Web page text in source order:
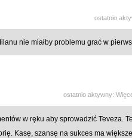
ostatnio
nie miałby problemu grać w
ostatnio aktywny:
w ręku aby sprowadzić Teveza.
Kasę, szansę na sukces ma